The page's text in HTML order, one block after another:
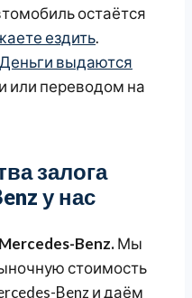
остаётся
ездить.
Деньги выдаются
или переводом на
залога
у нас
Benz.Мы
стоимость
Benz и даём